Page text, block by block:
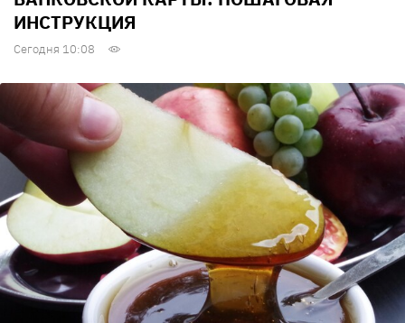
ИНСТРУКЦИЯ
Сегодня 10:08